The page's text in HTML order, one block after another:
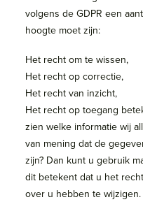
volgens de GDPR een
hoogte moet zijn:
Het recht om te wissen,
Het recht op correctie,
Het recht van inzicht,
Het recht op toegang
zien welke informatie wij
van mening dat de
zijn? Dan kunt u gebruik
dit betekent dat u het
over u hebben te